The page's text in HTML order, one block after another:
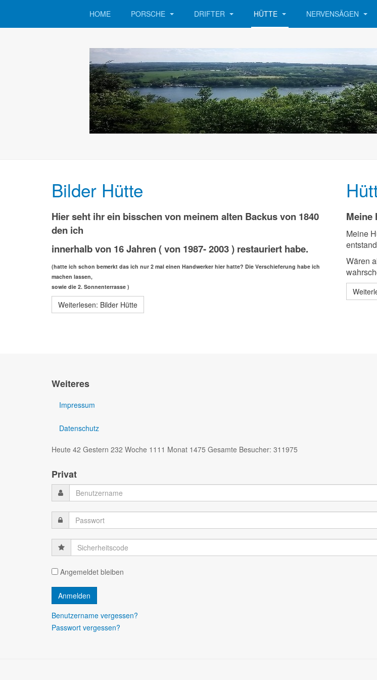
HOME PORSCHE DRIFTER HÜTTE NERVENSÄGEN
Bilder Hütte
Hier seht ihr ein bisschen von meinem alten Backus von 1840
den ich
innerhalb von 16 Jahren ( von 1987- 2003 ) restauriert habe.
(hatte ich schon bemerkt das ich nur 2 mal einen Handwerker hier hatte? Die Verschieferung habe ich
machen lassen,
sowie die 2. Sonnenterrasse )
Weiterlesen: Bilder Hütte
Meine
Meine
Wären
Weiteres
Impressum
Datenschutz
Heute 42 Gestern 232 Woche 1111 Monat 1475 Gesamte Besucher: 311975
Privat
Sicherheitscode
Angemeldet bleiben
Benutzername vergessen?
Passwort vergessen?